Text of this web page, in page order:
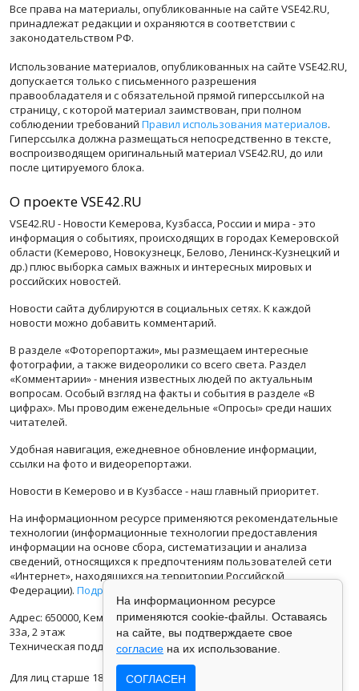
Все права на материалы, опубликованные на сайте VSE42.RU,
принадлежат редакции и охраняются в соответствии с
законодательством РФ.
Использование материалов, опубликованных на сайте VSE42.RU,
допускается только с письменного разрешения
правообладателя и с обязательной прямой гиперссылкой на
страницу, с которой материал заимствован, при полном
соблюдении требований Правил использования материалов.
Гиперссылка должна размещаться непосредственно в тексте,
воспроизводящем оригинальный материал VSE42.RU, до или
после цитируемого блока.
О проекте VSE42.RU
VSE42.RU - Новости Кемерова, Кузбасса, России и мира - это
информация о событиях, происходящих в городах Кемеровской
области (Кемерово, Новокузнецк, Белово, Ленинск-Кузнецкий и
др.) плюс выборка самых важных и интересных мировых и
российских новостей.
Новости сайта дублируются в социальных сетях. К каждой
новости можно добавить комментарий.
В разделе «Фоторепортажи», мы размещаем интересные
фотографии, а также видеоролики со всего света. Раздел
«Комментарии» - мнения известных людей по актуальным
вопросам. Особый взгляд на факты и события в разделе «В
цифрах». Мы проводим еженедельные «Опросы» среди наших
читателей.
Удобная навигация, ежедневное обновление информации,
ссылки на фото и видеорепортажи.
Новости в Кемерово и в Кузбассе - наш главный приоритет.
На информационном ресурсе применяются рекомендательные
технологии (информационные технологии предоставления
информации на основе сбора, систематизации и анализа
сведений, относящихся к предпочтениям пользователей сети
«Интернет», находящихся на территории Российской
Федерации). Подробная информация
Адрес: 650000, Кемеровская Область, г.Кемерово, ул.Кузбасская
33а, 2 этаж
Техническая поддержка: support@vse42.ru
Для лиц старше 18 лет.
На информационном ресурсе
применяются cookie-файлы. Оставаясь
на сайте, вы подтверждаете свое
согласие на их использование.
СОГЛАСЕН